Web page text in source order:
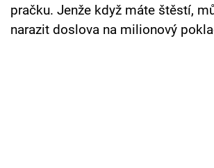
Přihlášení
pračku. Jenže když máte štěstí,
narazit doslova na milionový